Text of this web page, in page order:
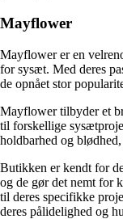
Mayflower
Mayflower er en
for sysæt. Med deres
de opnået stor
Mayflower tilbyder et
til forskellige
holdbarhed og
Butikken er kendt for
og de gør det nemt for
til deres specifikke
deres pålidelighed og